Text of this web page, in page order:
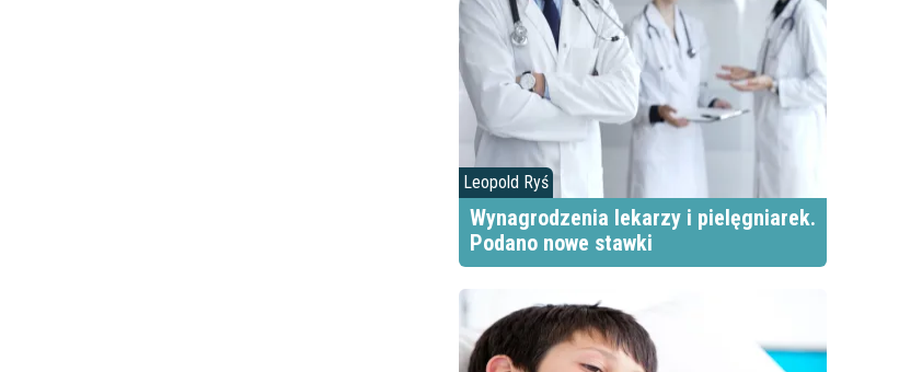
Leopold Ryś
Wynagrodzenia lekarzy i pielęgniarek.
Podano nowe stawki